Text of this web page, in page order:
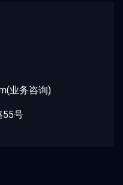
业务咨询)
55号